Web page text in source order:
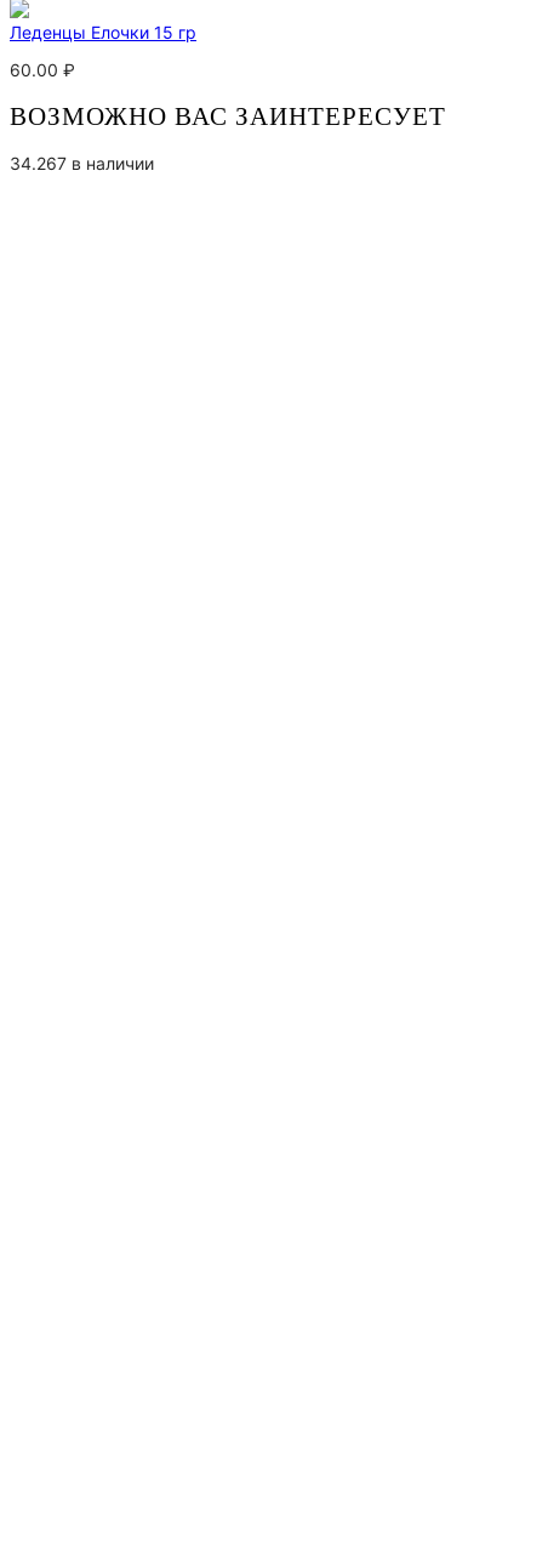
Леденцы Елочки 15 гр
60.00 ₽
ВОЗМОЖНО ВАС ЗАИНТЕРЕСУЕТ
34.267 в наличии